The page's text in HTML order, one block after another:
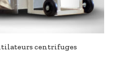
centrifuges